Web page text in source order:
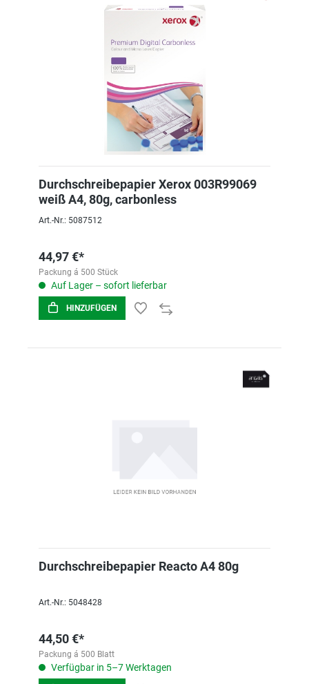
Durchschreibepapier Xerox 003R99069
weiß A4, 80g, carbonless
Art.-Nr.: 5087512
44,97 €*
Packung á 500 Stück
Auf Lager – sofort lieferbar
HINZUFÜGEN
Durchschreibepapier Reacto A4 80g
Art.-Nr.: 5048428
44,50 €*
Packung á 500 Blatt
Verfügbar in 5–7 Werktagen